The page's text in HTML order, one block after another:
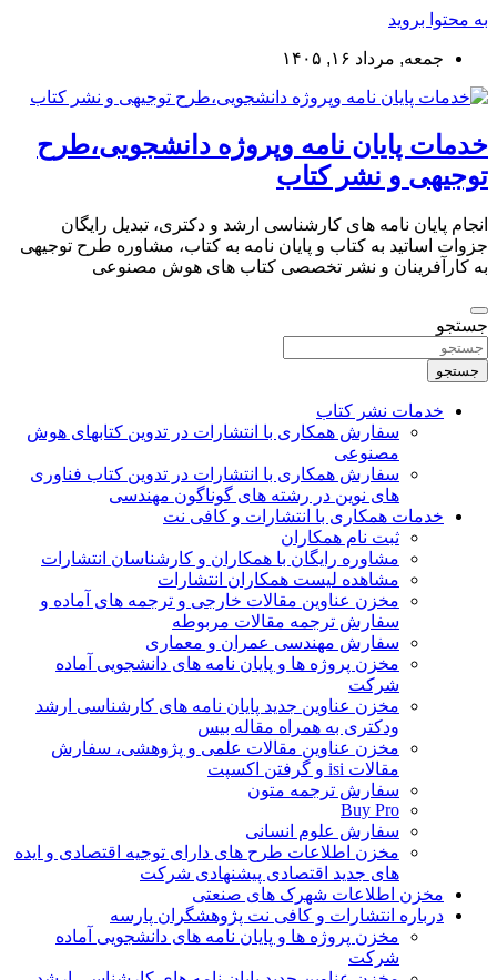
به محتوا بروید
جمعه, مرداد ۱۶, ۱۴۰۵
خدمات پایان نامه وپروژه دانشجویی،طرح
توجیهی و نشر کتاب
انجام پایان نامه های کارشناسی ارشد و دکتری، تبدیل رایگان
جزوات اساتید به کتاب و پایان نامه به کتاب، مشاوره طرح توجیهی
به کارآفرینان و نشر تخصصی کتاب های هوش مصنوعی
جستجو
جستجو
خدمات نشر کتاب
سفارش همکاری با انتشارات در تدوین کتابهای هوش
مصنوعی
سفارش همکاری با انتشارات در تدوین کتاب فناوری
های نوین در رشته های گوناگون مهندسی
خدمات همکاری با انتشارات و کافی نت
ثبت نام همکاران
مشاوره رایگان با همکاران و کارشناسان انتشارات
مشاهده لیست همکاران انتشارات
مخزن عناوین مقالات خارجی و ترجمه های آماده و
سفارش ترجمه مقالات مربوطه
سفارش مهندسی عمران و معماری
مخزن پروژه ها و پایان نامه های دانشجویی آماده
شرکت
مخزن عناوین جدید پایان نامه های کارشناسی ارشد
ودکتری به همراه مقاله بیس
مخزن عناوین مقالات علمی و پژوهشی، سفارش
مقالات isi و گرفتن اکسپت
سفارش ترجمه متون
Buy Pro
سفارش علوم انسانی
مخزن اطلاعات طرح های دارای توجیه اقتصادی و ایده
های جدید اقتصادی پیشنهادی شرکت
مخزن اطلاعات شهرک های صنعتی
درباره انتشارات و کافی نت پژوهشگران پارسه
مخزن پروژه ها و پایان نامه های دانشجویی آماده
شرکت